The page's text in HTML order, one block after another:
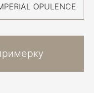
OPULENCE